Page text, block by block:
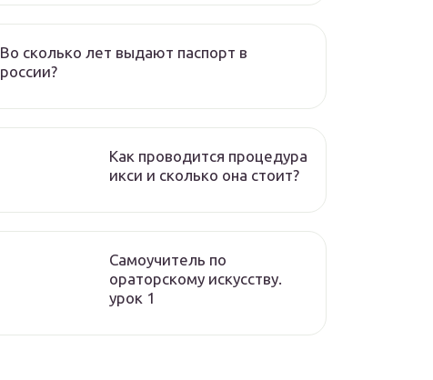
Во сколько лет выдают паспорт в
россии?
Как проводится процедура
икси и сколько она стоит?
Самоучитель по
ораторскому искусству.
урок 1